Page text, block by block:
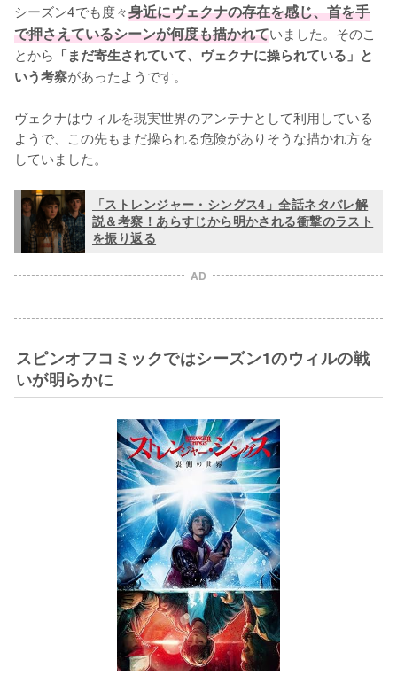
シーズン4でも度々身近にヴェクナの存在を感じ、首を手
で押さえているシーンが何度も描かれていました。そのこ
とから 「まだ寄生されていて、ヴェクナに操られている」と
いう考察があったようです。
ヴェクナはウィルを現実世界のアンテナとして利用している
ようで、この先もまだ操られる危険がありそうな描かれ方を
していました。
「ストレンジャー・シングス4」全話ネタバレ解
説＆考察！あらすじから明かされる衝撃のラスト
を振り返る
AD
スピンオフコミックではシーズン1のウィルの戦
いが明らかに